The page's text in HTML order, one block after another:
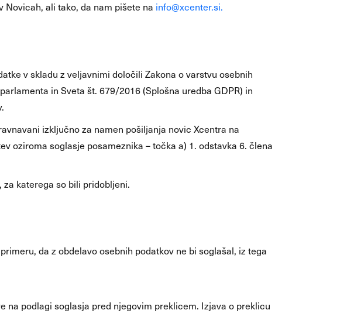
ali tako, da nam pišete na info@xcenter.si.
v skladu z veljavnimi določili Zakona o varstvu osebnih
in Sveta št. 679/2016 (Splošna uredba GDPR) in
izključno za namen pošiljanja novic Xcentra na
oziroma soglasje posameznika – točka a) 1. odstavka 6. člena
katerega so bili pridobljeni.
da z obdelavo osebnih podatkov ne bi soglašal, iz tega
na podlagi soglasja pred njegovim preklicem. Izjava o preklicu